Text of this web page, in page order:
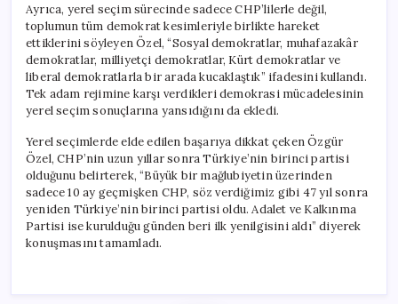
Ayrıca, yerel seçim sürecinde sadece CHP’lilerle değil,
toplumun tüm demokrat kesimleriyle birlikte hareket
ettiklerini söyleyen Özel, “Sosyal demokratlar, muhafazakâr
demokratlar, milliyetçi demokratlar, Kürt demokratlar ve
liberal demokratlarla bir arada kucaklaştık” ifadesini kullandı.
Tek adam rejimine karşı verdikleri demokrasi mücadelesinin
yerel seçim sonuçlarına yansıdığını da ekledi.
Yerel seçimlerde elde edilen başarıya dikkat çeken Özgür
Özel, CHP’nin uzun yıllar sonra Türkiye’nin birinci partisi
olduğunu belirterek, “Büyük bir mağlubiyetin üzerinden
sadece 10 ay geçmişken CHP, söz verdiğimiz gibi 47 yıl sonra
yeniden Türkiye’nin birinci partisi oldu. Adalet ve Kalkınma
Partisi ise kurulduğu günden beri ilk yenilgisini aldı” diyerek
konuşmasını tamamladı.